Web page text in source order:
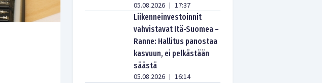
05.08.2026 | 17:37
Liikenneinvestoinnit
vahvistavat Itä-Suomea –
Ranne: Hallitus panostaa
kasvuun, ei pelkästään
säästä
05.08.2026 | 16:14